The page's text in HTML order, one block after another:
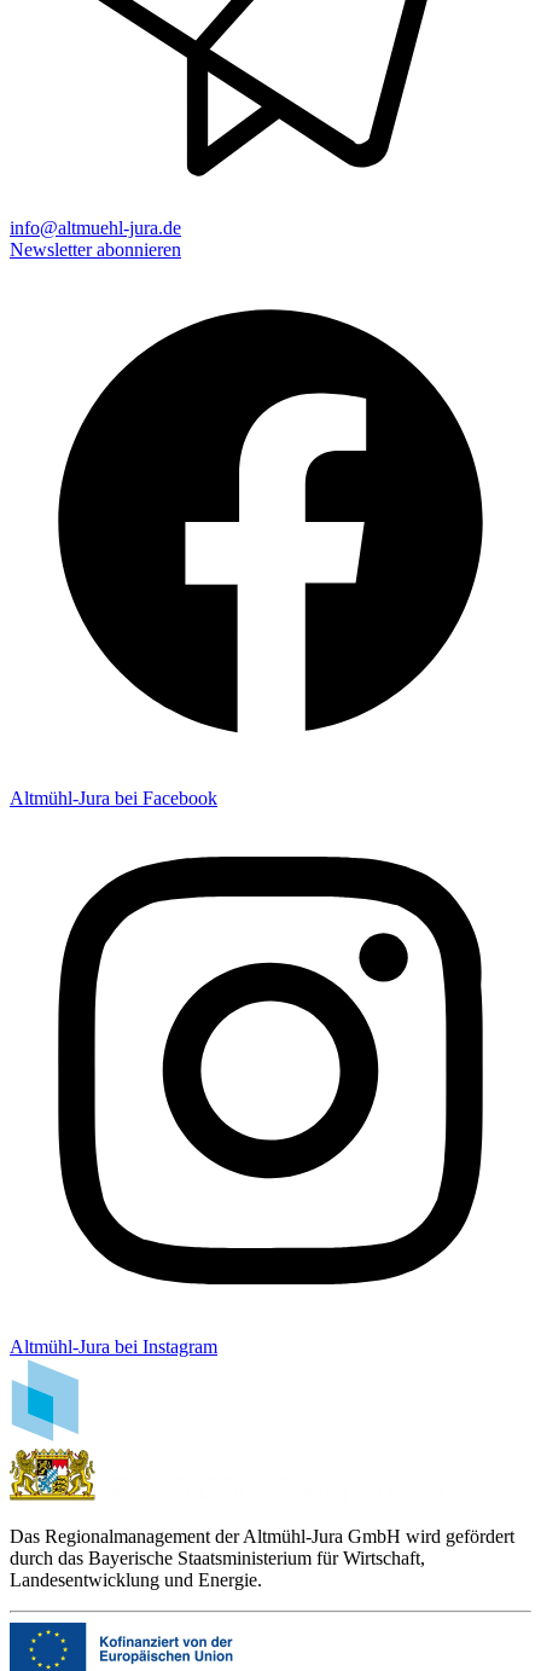
info@altmuehl-jura.de
Newsletter abonnieren
Altmühl-Jura bei Facebook
Altmühl-Jura bei Instagram
Das Regionalmanagement der Altmühl-Jura GmbH wird gefördert
durch das Bayerische Staatsministerium für Wirtschaft,
Landesentwicklung und Energie.